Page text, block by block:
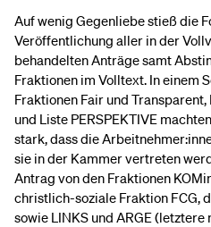
Auf wenig Gegenliebe stieß die
Veröffentlichung aller in der
behandelten Anträge samt
Fraktionen im Volltext. In einem
Fraktionen Fair und
und Liste PERSPEKTIVE
stark, dass die
sie in der Kammer vertreten
Antrag von den Fraktionen
christlich-soziale Fraktion FCG,
sowie LINKS und ARGE